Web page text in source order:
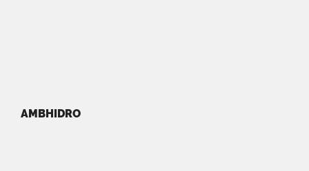
AMBHIDRO